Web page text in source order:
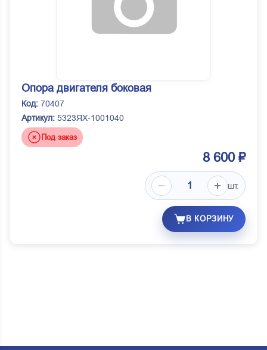
Опора двигателя боковая
Код: 70407
Артикул: 5323ЯХ-1001040
Под заказ
8 600 ₽
шт.
В КОРЗИНУ